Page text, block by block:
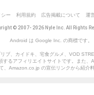
ー 利用規約 広告掲載について 運
© 2007- 2026 Nyle Inc. All Rights
Android は Google Inc. の商標です。
ブ、カイドキ、宅食グルメ、VOD
するアフィリエイトサイトです。また、
、Amazon.co.jp の宣伝リンクから紹介